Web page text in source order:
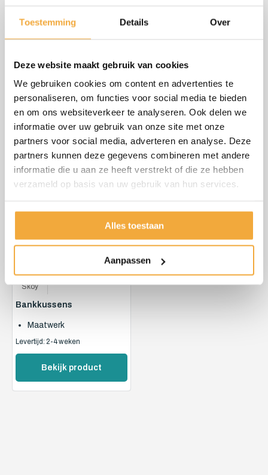
Toestemming Details Over
Deze website maakt gebruik van cookies
We gebruiken cookies om content en advertenties te
personaliseren, om functies voor social media te bieden
en om ons websiteverkeer te analyseren. Ook delen we
informatie over uw gebruik van onze site met onze
partners voor social media, adverteren en analyse. Deze
partners kunnen deze gegevens combineren met andere
informatie die u aan ze heeft verstrekt of die ze hebben
verzameld op basis van uw gebruik van hun services.
Alles toestaan
Aanpassen
Maatwerk
Bekijk product
Levertijd: 2-4 weken
Bekijk product
Skoy
Bankkussens
Maatwerk
Bekijk product
Levertijd: 2-4 weken